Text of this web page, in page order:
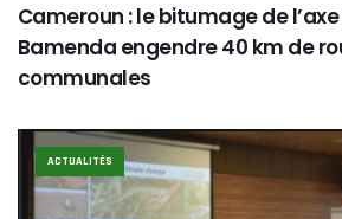
Cameroun : le bitumage de
Bamenda engendre 40 km de
communales
ACTUALITÉS